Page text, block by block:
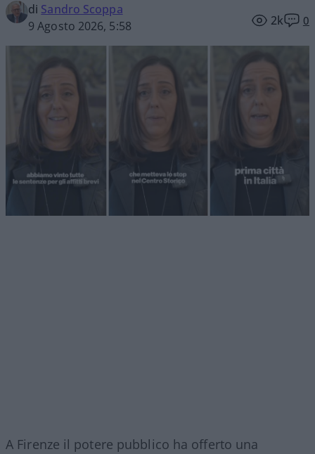
di Sandro Scoppa
9 Agosto 2026, 5:58
2k 0
A Firenze il potere pubblico ha offerto una